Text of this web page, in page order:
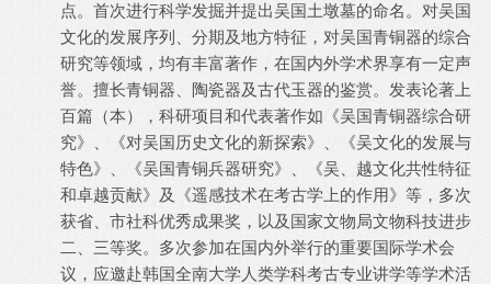
点。首次进行科学发掘并提出吴国土墩墓的命名。对吴国
文化的发展序列、分期及地方特征，对吴国青铜器的综合
研究等领域，均有丰富著作，在国内外学术界享有一定声
誉。擅长青铜器、陶瓷器及古代玉器的鉴赏。发表论著上
百篇（本），科研项目和代表著作如《吴国青铜器综合研
究》、《对吴国历史文化的新探索》、《吴文化的发展与
特色》、《吴国青铜兵器研究》、《吴、越文化共性特征
和卓越贡献》及《遥感技术在考古学上的作用》等，多次
获省、市社科优秀成果奖，以及国家文物局文物科技进步
二、三等奖。多次参加在国内外举行的重要国际学术会
议，应邀赴韩国全南大学人类学科考古专业讲学等学术活